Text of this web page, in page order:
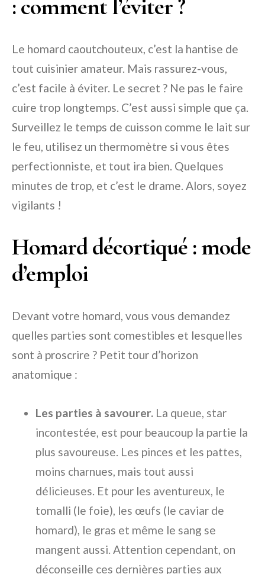
: comment l’éviter ?
Le homard caoutchouteux, c’est la hantise de
tout cuisinier amateur. Mais rassurez-vous,
c’est facile à éviter. Le secret ? Ne pas le faire
cuire trop longtemps. C’est aussi simple que ça.
Surveillez le temps de cuisson comme le lait sur
le feu, utilisez un thermomètre si vous êtes
perfectionniste, et tout ira bien. Quelques
minutes de trop, et c’est le drame. Alors, soyez
vigilants !
Homard décortiqué : mode
d’emploi
Devant votre homard, vous vous demandez
quelles parties sont comestibles et lesquelles
sont à proscrire ? Petit tour d’horizon
anatomique :
Les parties à savourer. La queue, star
incontestée, est pour beaucoup la partie la
plus savoureuse. Les pinces et les pattes,
moins charnues, mais tout aussi
délicieuses. Et pour les aventureux, le
tomalli (le foie), les œufs (le caviar de
homard), le gras et même le sang se
mangent aussi. Attention cependant, on
déconseille ces dernières parties aux